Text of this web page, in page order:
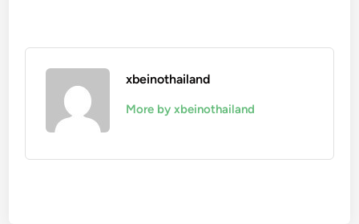
xbeinothailand
More by xbeinothailand